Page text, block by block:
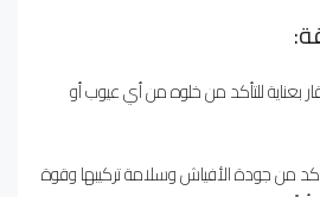
بعناية للتأكد من خلوه من أي عيوب أو
من جودة الأفياش وسلامة تركيبها وقوة